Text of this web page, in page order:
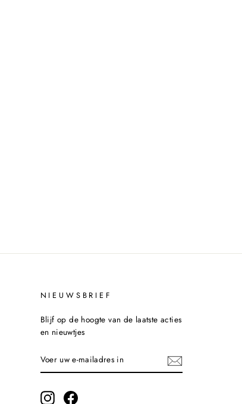
NIEUWSBRIEF
Blijf op de hoogte van de laatste acties
en nieuwtjes
UW
E-
IN InstagramFacebook